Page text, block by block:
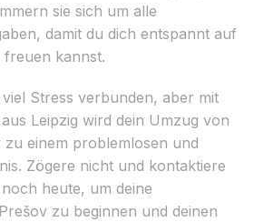
sie sich um alle
damit du dich entspannt auf
freuen kannst.
Stress verbunden, aber mit
Leipzig wird dein Umzug von
zu einem problemlosen und
Zögere nicht und kontaktiere
heute, um deine
zu beginnen und deinen